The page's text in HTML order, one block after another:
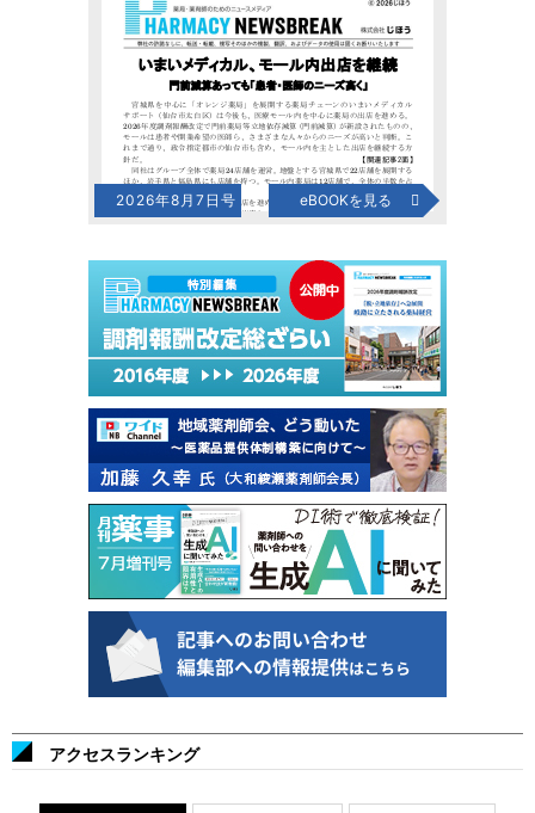
2026年8月7日号 eBOOKを見る
アクセスランキング